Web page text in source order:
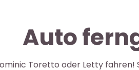
Auto
Toretto oder Letty fahren!